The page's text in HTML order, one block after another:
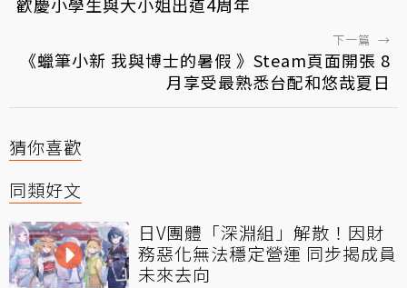
下一篇 →
《蠟筆小新 我與博士的暑假 》Steam頁面開張 8
月享受最熟悉台配和悠哉夏日
猜你喜歡
同類好文
日V團體「深淵組」解散！因財
務惡化無法穩定營運 同步揭成員
未來去向